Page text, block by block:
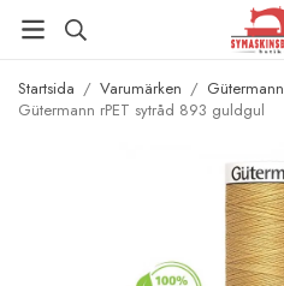
Startsida / Varumärken / Gütermann
Gütermann rPET sytråd 893 guldgul